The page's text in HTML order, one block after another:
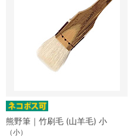
熊野筆｜竹刷毛 (山羊毛) 小
（小）